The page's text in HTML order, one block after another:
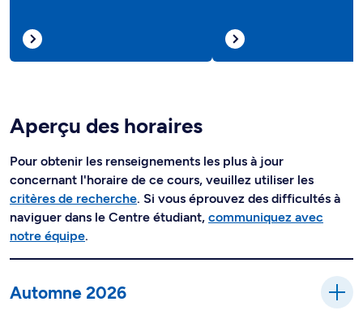
Aperçu des horaires
Pour obtenir les renseignements les plus à jour
concernant l'horaire de ce cours, veuillez utiliser les
critères de recherche. Si vous éprouvez des difficultés à
naviguer dans le Centre étudiant, communiquez avec
notre équipe.
Automne 2026